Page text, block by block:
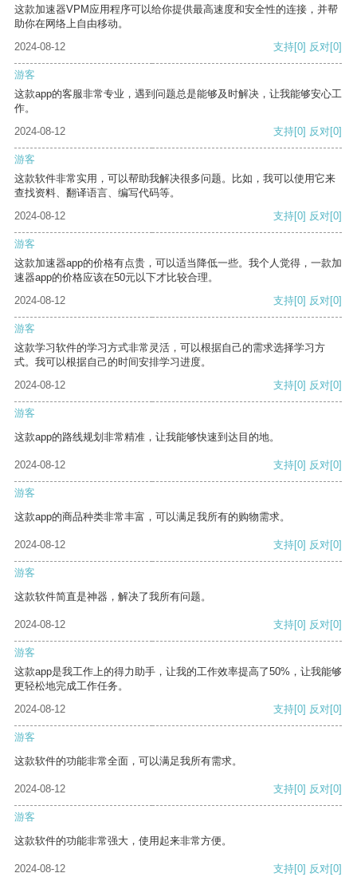
这款加速器VPM应用程序可以给你提供最高速度和安全性的连接，并帮
助你在网络上自由移动。
2024-08-12
支持[0] 反对[0]
游客
这款app的客服非常专业，遇到问题总是能够及时解决，让我能够安心工
作。
2024-08-12
支持[0] 反对[0]
游客
这款软件非常实用，可以帮助我解决很多问题。比如，我可以使用它来
查找资料、翻译语言、编写代码等。
2024-08-12
支持[0] 反对[0]
游客
这款加速器app的价格有点贵，可以适当降低一些。我个人觉得，一款加
速器app的价格应该在50元以下才比较合理。
2024-08-12
支持[0] 反对[0]
游客
这款学习软件的学习方式非常灵活，可以根据自己的需求选择学习方
式。我可以根据自己的时间安排学习进度。
2024-08-12
支持[0] 反对[0]
游客
这款app的路线规划非常精准，让我能够快速到达目的地。
2024-08-12 支持[0] 反对[0]
游客
这款app的商品种类非常丰富，可以满足我所有的购物需求。
2024-08-12 支持[0] 反对[0]
游客
这款软件简直是神器，解决了我所有问题。
2024-08-12 支持[0] 反对[0]
游客
这款app是我工作上的得力助手，让我的工作效率提高了50%，让我能够
更轻松地完成工作任务。
2024-08-12
支持[0] 反对[0]
游客
这款软件的功能非常全面，可以满足我所有需求。
2024-08-12 支持[0] 反对[0]
游客
这款软件的功能非常强大，使用起来非常方便。
2024-08-12 支持[0] 反对[0]